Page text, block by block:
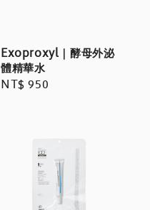
Exoproxyl｜酵母外泌
體精華水
Regular
NT$ 950